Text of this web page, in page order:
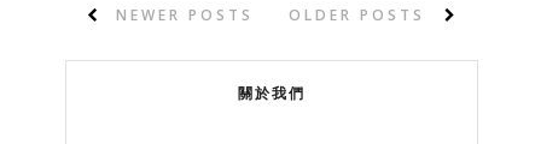
NEWER POSTS OLDER POSTS
關於我們